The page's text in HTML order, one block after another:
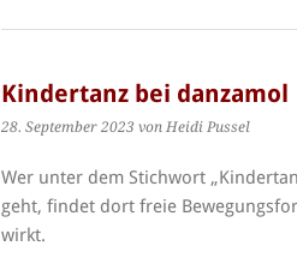
Kindertanz bei danzamol
28. September 2023 von Heidi Pussel
Wer unter dem Stichwort
geht, findet dort freie
wirkt.